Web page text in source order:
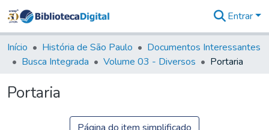
&
Coleções
Tudo na
Entrar
Início História de São Paulo
Documentos Interessantes
Busca Integrada
Volume 03 - Diversos Portaria
Portaria